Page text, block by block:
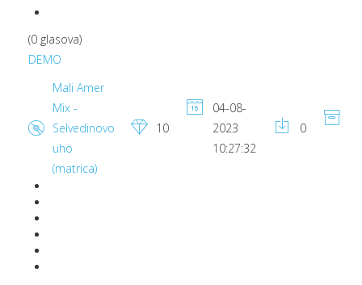
(0 glasova)
DEMO
Mali Amer
Mix -
Selvedinovo
uho
(matrica)
10
04-08-
2023
10:27:32
0